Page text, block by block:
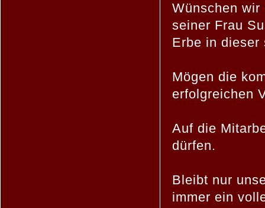
Wünschen wir
seiner Frau
Erbe in dieser
Mögen die
erfolgreichen
Auf die
dürfen.
Bleibt nur
immer ein